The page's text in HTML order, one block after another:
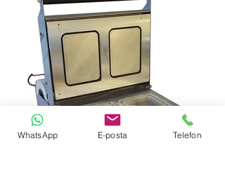
WhatsApp E-posta Telefon